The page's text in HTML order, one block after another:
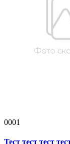
0001
Тест тест тест